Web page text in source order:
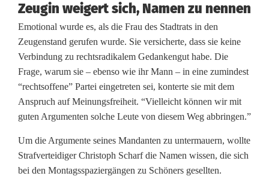
Zeugin weigert sich, Namen zu nennen
Emotional wurde es, als die Frau des Stadtrats in den
Zeugenstand gerufen wurde. Sie versicherte, dass sie keine
Verbindung zu rechtsradikalem Gedankengut habe. Die
Frage, warum sie – ebenso wie ihr Mann – in eine zumindest
“rechtsoffene” Partei eingetreten sei, konterte sie mit dem
Anspruch auf Meinungsfreiheit. “Vielleicht können wir mit
guten Argumenten solche Leute von diesem Weg abbringen.”
Um die Argumente seines Mandanten zu untermauern, wollte
Strafverteidiger Christoph Scharf die Namen wissen, die sich
bei den Montagsspaziergängen zu Schöners gesellten.